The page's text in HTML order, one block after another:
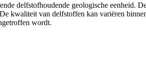
delfstofhoudende geologische eenheid.
kwaliteit van delfstoffen kan variëren
wordt.